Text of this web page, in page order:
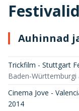
Festivalid
Auhinnad
Trickfilm - Stuttgart
Baden-Württemburgi
Cinema Jove -
2014